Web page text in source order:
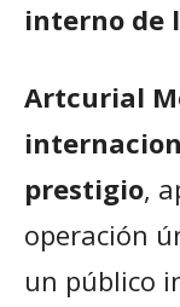
interno de
Artcurial
prestigio,
operación
un público